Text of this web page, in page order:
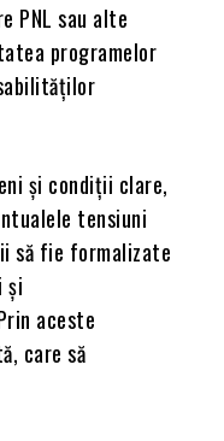
PNL sau alte
programelor
și condiții clare,
tensiuni
să fie formalizate
și
aceste
care să